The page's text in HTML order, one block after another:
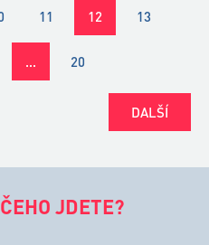
11 12 13
… 20
DALŠÍ
JDETE?